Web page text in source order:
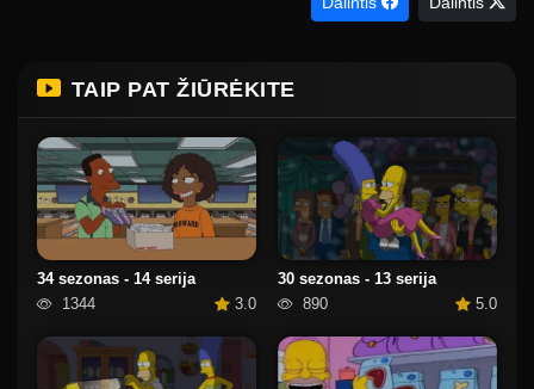
TAIP PAT ŽIŪRĖKITE
34 sezonas - 14 serija
1344
3.0
30 sezonas - 13 serija
890
5.0